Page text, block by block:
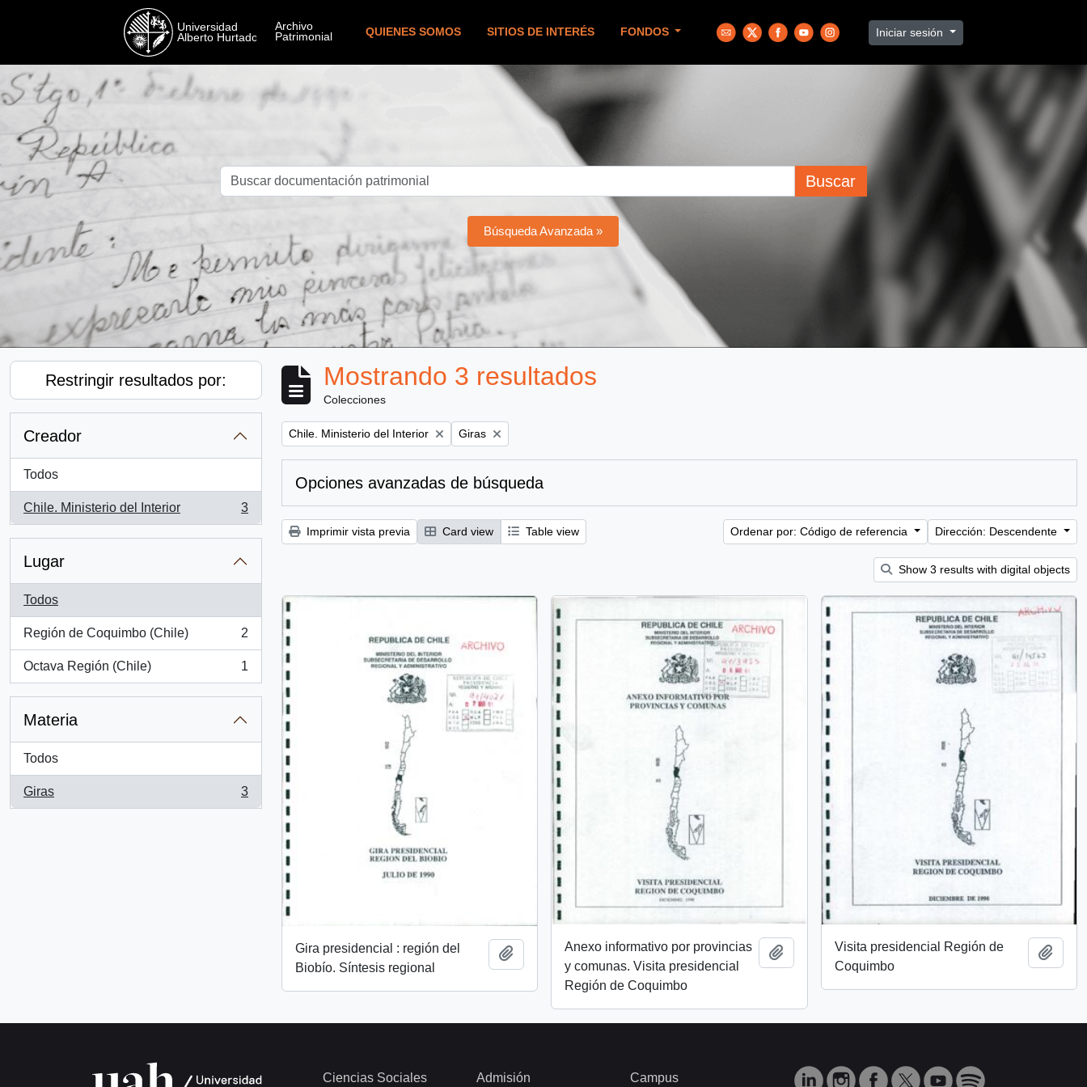
QUIENES SOMOS SITIOS DE INTERÉS FONDOS Iniciar sesión
Buscar
Búsqueda Avanzada »
Restringir resultados por:
Creador
Todos
Chile. Ministerio del Interior
, 3 resultados
3
Lugar
Todos
Región de Coquimbo (Chile)
, 2 resultados
2
Octava Región (Chile)
, 1 resultados
1
Materia
Todos
Giras
, 3 resultados
3
Mostrando 3 resultados
Colecciones
Remove filter:
Chile. Ministerio del Interior Remove filter:
Giras
Opciones avanzadas de búsqueda
Imprimir vista previa Card view Table view Ordenar por: Código de referencia Dirección: Descendente
Show 3 results with digital objects
Gira presidencial : región del
Biobío. Síntesis regional
Añadir al portapapeles
Anexo informativo por provincias
y comunas. Visita presidencial
Región de Coquimbo
Añadir al portapapeles
Visita presidencial Región de
Coquimbo
Ciencias Sociales Admisión Campus